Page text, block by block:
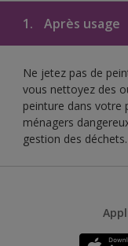
1. Après usage
Ne jetez pas de
vous nettoyez des
peinture dans votre
ménagers
gestion des déchets.